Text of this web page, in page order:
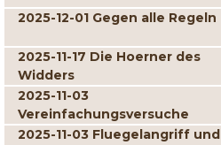
2025-12-01 Gegen alle Regeln
2025-11-17 Die Hoerner des
Widders
2025-11-03
Vereinfachungsversuche
2025-11-03 Fluegelangriff und